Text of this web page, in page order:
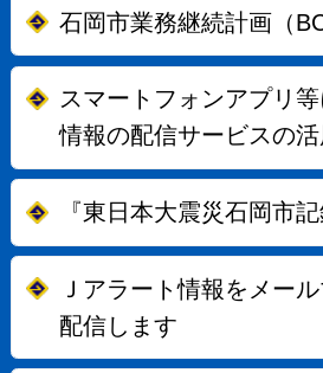
石岡市業務継続計画（
スマートフォンアプリ
情報の配信サービスの活
『東日本大震災石岡市
Ｊアラート情報をメー
配信します